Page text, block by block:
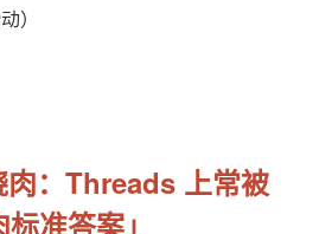
）
：Threads 上常被
准答案」